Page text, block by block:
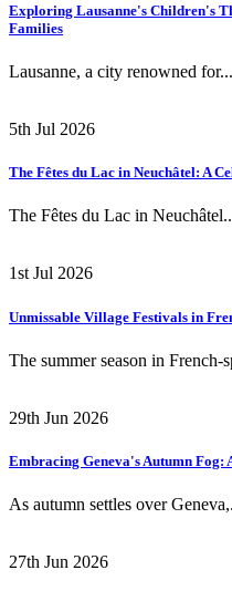
Exploring Lausanne's Children's
Families
Lausanne, a city renowned for...
5th Jul 2026
The Fêtes du Lac in Neuchâtel: A
The Fêtes du Lac in
1st Jul 2026
Unmissable Village Festivals in
The summer season in French-
29th Jun 2026
Embracing Geneva's Autumn Fog:
As autumn settles over
27th Jun 2026